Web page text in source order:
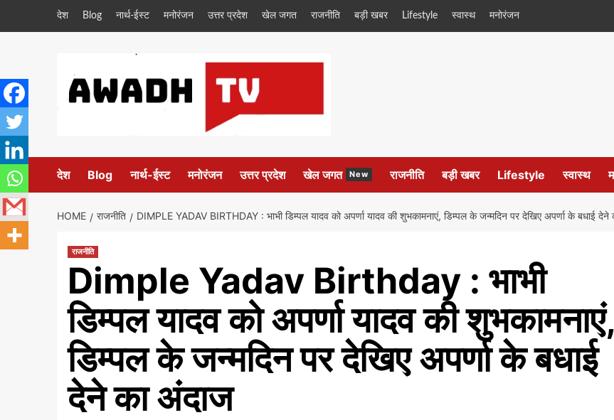
देश Blog नार्थ-ईस्ट मनोरंजन उत्तर प्रदेश खेल जगत राजनीति बड़ी खबर Lifestyle स्वास्थ मनोरंजन
देश Blog नार्थ-ईस्ट मनोरंजन उत्तर प्रदेश खेल जगत New राजनीति बड़ी खबर Lifestyle स्वास्थ
HOME राजनीति DIMPLE YADAV BIRTHDAY : भाभी डिम्पल यादव को अपर्णा यादव की शुभकामनाएं, डिम्पल के जन्मदिन पर देखिए अपर्णा के बधाई देने
राजनीति
Dimple Yadav Birthday : भाभी
डिम्पल यादव को अपर्णा यादव की शुभकामनाएं,
डिम्पल के जन्मदिन पर देखिए अपर्णा के बधाई
देने का अंदाज